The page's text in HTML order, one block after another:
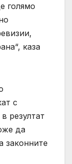
голямо
каза
с
резултат
да
законните